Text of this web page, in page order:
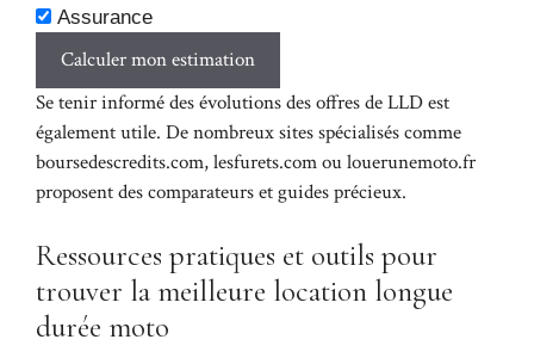
Assurance
Calculer mon estimation
Se tenir informé des évolutions des offres de LLD est
également utile. De nombreux sites spécialisés comme
boursedescredits.com,lesfurets.comoulouerunemoto.fr
proposent des comparateurs et guides précieux.
Ressources pratiques et outils pour
trouver la meilleure location longue
durée moto